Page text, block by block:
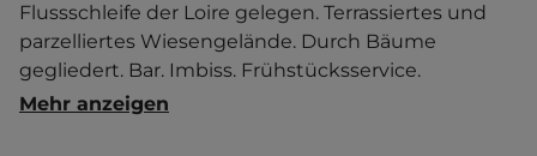
Flussschleife der Loire gelegen. Terrassiertes und
parzelliertes Wiesengelände. Durch Bäume
gegliedert. Bar. Imbiss. Frühstücksservice.
Brötchenservice. Kinderspielzimmer.
Mehr anzeigen